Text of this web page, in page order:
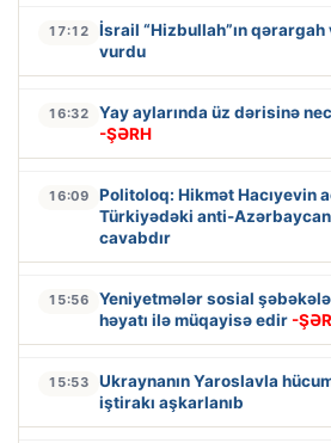
17:12
İsrail “Hizbullah”ın qərargah
vurdu
16:32
Yay aylarında üz dərisinə
-ŞƏRH
16:09
Politoloq: Hikmət Hacıyevin
Türkiyədəki anti-Azərbaycan
cavabdır
15:56
Yeniyetmələr sosial
həyatı ilə müqayisə edir -
15:53
Ukraynanın Yaroslavla
iştirakı aşkarlanıb